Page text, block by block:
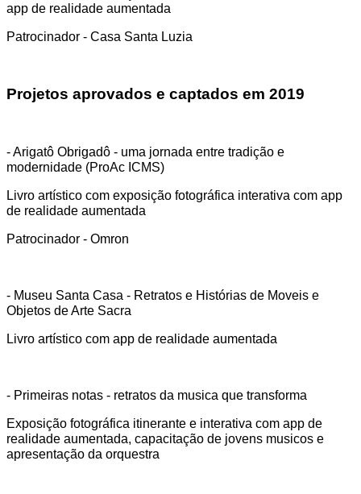
app de realidade aumentada
Patrocinador - Casa Santa Luzia
Projetos aprovados e captados em 2019
- Arigatô Obrigadô - uma jornada entre tradição e
modernidade (ProAc ICMS)
Livro artístico com exposição fotográfica interativa com app
de realidade aumentada
Patrocinador - Omron
- Museu Santa Casa - Retratos e Histórias de Moveis e
Objetos de Arte Sacra
Livro artístico com app de realidade aumentada
- Primeiras notas - retratos da musica que transforma
Exposição fotográfica itinerante e interativa com app de
realidade aumentada, capacitação de jovens musicos e
apresentação da orquestra